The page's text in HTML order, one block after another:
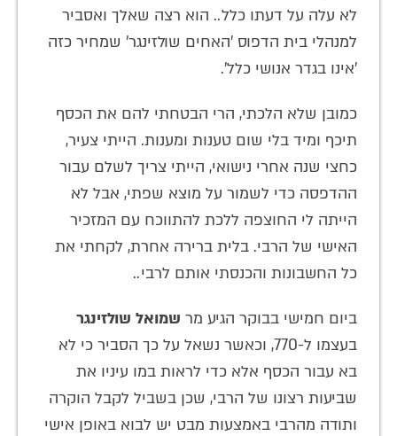
לא עלה על דעתו כלל.. הוא רצה שאלך ואסביר
למנהלי בית הדפוס 'האחים שולזינגר' שמחיר כזה
'אינו בגדר אנושי כלל'.
כמובן שלא הלכתי, הרי הבטחתי להם את הכסף
תיכף ומיד בלי שום טענות ומענות. הייתי צעיר,
כחצי שנה אחרי נישואי, הייתי צריך לשלם עבור
ההדפסה כדי לשמור על מוצא שפתי, אבל לא
הייתה לי החוצפה ללכת להתווכח עם המזכיר
האישי של הרבי. בלית ברירה אחרת, לקחתי את
כל החשבונות והכנסתי אותם לרבי..
ביום חמישי בבוקר הגיע מר שמואל שולזינגר
בעצמו ל-770, וכאשר נשאל על כך הסביר כי לא
בא עבור הכסף אלא כדי לראות במו עיניו את
שביעות רצונו של הרבי, שכן בשביל לקבל הוקרה
ותודה מהרבי באמצעות מבט יש לבוא באופן אישי